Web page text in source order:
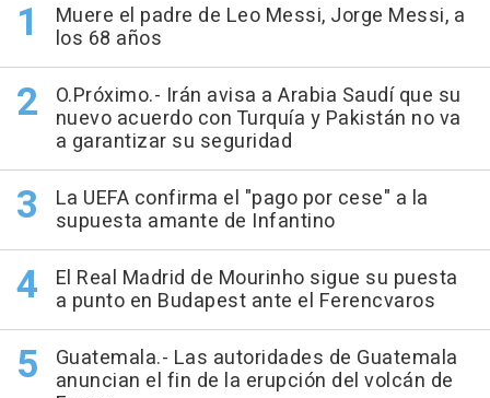
Muere el padre de Leo Messi, Jorge Messi, a
los 68 años
O.Próximo.- Irán avisa a Arabia Saudí que su
nuevo acuerdo con Turquía y Pakistán no va
a garantizar su seguridad
La UEFA confirma el "pago por cese" a la
supuesta amante de Infantino
El Real Madrid de Mourinho sigue su puesta
a punto en Budapest ante el Ferencvaros
Guatemala.- Las autoridades de Guatemala
anuncian el fin de la erupción del volcán de